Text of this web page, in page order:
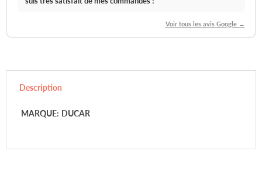
Voir tous les avis Google →
Description
MARQUE: DUCAR